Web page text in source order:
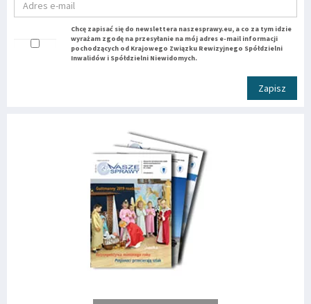
Chcę zapisać się do newslettera naszesprawy.eu, a co za tym idzie
wyrażam zgodę na przesyłanie na mój adres e-mail informacji
pochodzących od Krajowego Związku Rewizyjnego Spółdzielni
Inwalidów i Spółdzielni Niewidomych.
Zapisz